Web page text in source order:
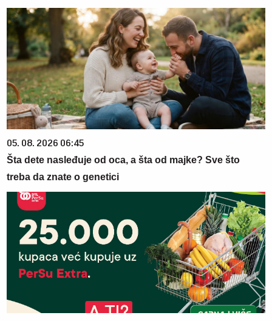
05. 08. 2026 06:45
Šta dete nasleđuje od oca, a šta od majke? Sve što
treba da znate o genetici